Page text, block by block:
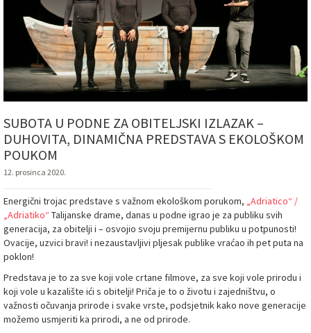
SUBOTA U PODNE ZA OBITELJSKI IZLAZAK –
DUHOVITA, DINAMIČNA PREDSTAVA S EKOLOŠKOM
POUKOM
12. prosinca 2020.
Energični trojac predstave s važnom ekološkom porukom, „Adriatico“ /
„Adriatiko“ Talijanske drame, danas u podne igrao je za publiku svih
generacija, za obitelji i – osvojio svoju premijernu publiku u potpunosti!
Ovacije, uzvici bravi! i nezaustavljivi pljesak publike vraćao ih pet puta na
poklon!
Predstava je to za sve koji vole crtane filmove, za sve koji vole prirodu i
koji vole u kazalište ići s obitelji! Priča je to o životu i zajedništvu, o
važnosti očuvanja prirode i svake vrste, podsjetnik kako nove generacije
možemo usmjeriti ka prirodi, a ne od prirode.